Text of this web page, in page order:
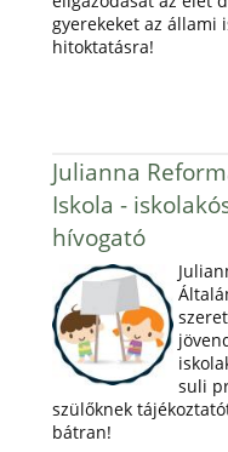
gyerekeket az állami
hitoktatásra!
Julianna
Iskola -
hívogató
suli
szülőknek
bátran!